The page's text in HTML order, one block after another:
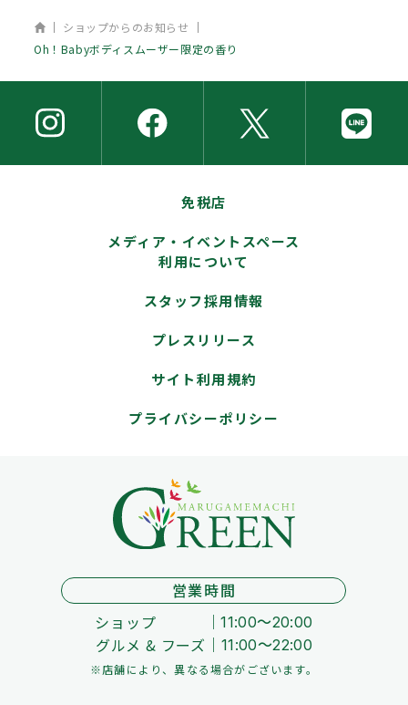
ホーム
ショップからのお知らせ
Oh！Babyボディスムーザー限定の香り
免税店
メディア・イベントスペース
利用について
スタッフ採用情報
プレスリリース
サイト利用規約
プライバシーポリシー
営業時間
ショップ
11:00～20:00
グルメ & フーズ 11:00～22:00
※店舗により、異なる場合がございます。